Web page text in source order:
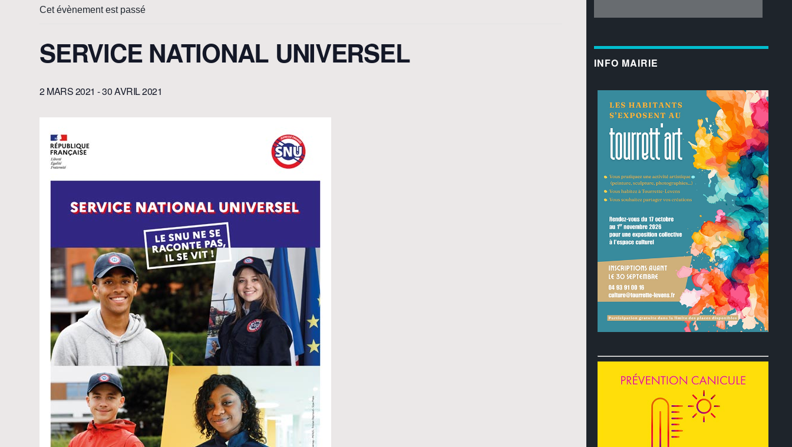
Cet évènement est passé
SERVICE NATIONAL UNIVERSEL
2 MARS 2021 -30 AVRIL 2021
INFO MAIRIE